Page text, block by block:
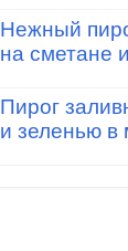
Нежный
на сметане
Пирог
и зеленью в